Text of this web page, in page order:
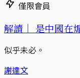
僅限會員
解讀｜ 是中國在
似乎未必。
謝達文